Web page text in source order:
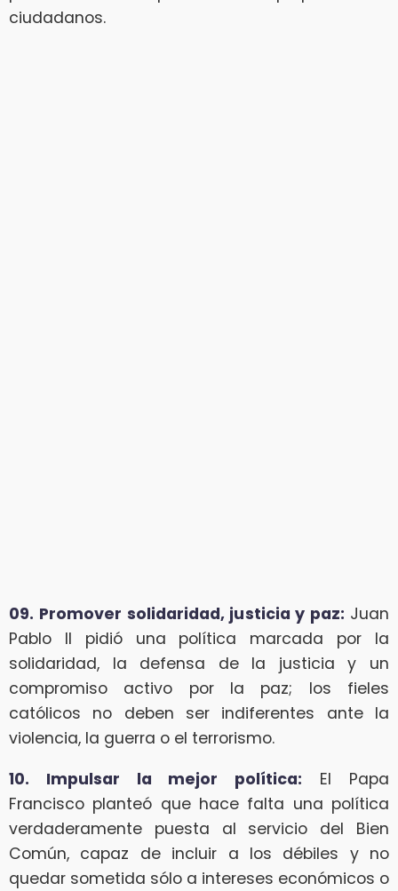
ciudadanos.
09. Promover solidaridad, justicia y paz: Juan
Pablo II pidió una política marcada por la
solidaridad, la defensa de la justicia y un
compromiso activo por la paz; los fieles
católicos no deben ser indiferentes ante la
violencia, la guerra o el terrorismo.
10. Impulsar la mejor política: El Papa
Francisco planteó que hace falta una política
verdaderamente puesta al servicio del Bien
Común, capaz de incluir a los débiles y no
quedar sometida sólo a intereses económicos o